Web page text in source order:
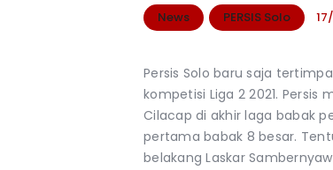
News PERSIS Solo
Persis Solo baru saja
kompetisi Liga 2 2021. Persis
Cilacap di akhir laga babak
pertama babak 8 besar.
belakang Laskar